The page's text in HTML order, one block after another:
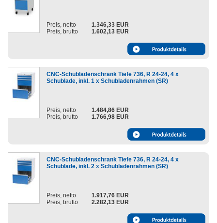
Preis, netto
1.346,33 EUR
Preis, brutto
1.602,13 EUR
CNC-Schubladenschrank Tiefe 736, R 24-24, 4 x
Schublade, inkl. 1 x Schubladenrahmen (SR)
Preis, netto
1.484,86 EUR
Preis, brutto
1.766,98 EUR
CNC-Schubladenschrank Tiefe 736, R 24-24, 4 x
Schublade, inkl. 2 x Schubladenrahmen (SR)
Preis, netto
1.917,76 EUR
Preis, brutto
2.282,13 EUR